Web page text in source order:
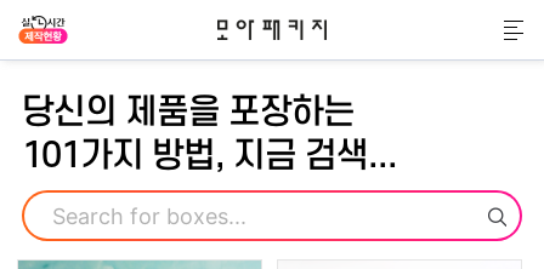
모아패키지
메
당신의 제품을 포장하는
101가지 방법, 지금 검색...
검색